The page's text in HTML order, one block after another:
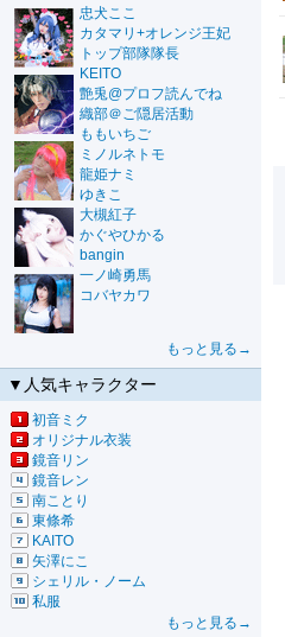
忠犬ここ
カタマリ+オレンジ王妃
トップ部隊隊長
KEITO
艶兎@プロフ読んでね
織部＠ご隠居活動
ももいちご
ミノルネトモ
龍姫ナミ
ゆきこ
大槻紅子
かぐやひかる
bangin
一ノ崎勇馬
コバヤカワ
もっと見る→
▼人気キャラクター
初音ミク
オリジナル衣装
鏡音リン
鏡音レン
南ことり
東條希
KAITO
矢澤にこ
シェリル・ノーム
私服
もっと見る→